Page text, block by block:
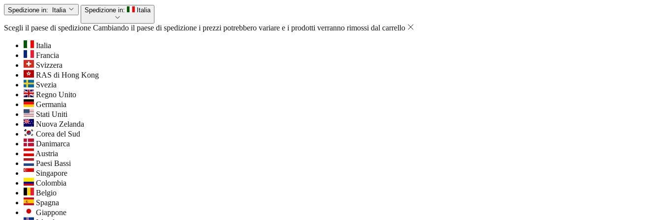
Spedizione in: Italia Spedizione in: Italia
Scegli il paese di spedizione Cambiando il paese di spedizione i prezzi potrebbero variare e i prodotti verranno rimossi dal carrello
Italia
Francia
Svizzera
RAS di Hong Kong
Svezia
Regno Unito
Germania
Stati Uniti
Nuova Zelanda
Corea del Sud
Danimarca
Austria
Paesi Bassi
Singapore
Colombia
Belgio
Spagna
Giappone